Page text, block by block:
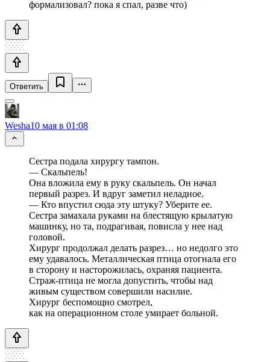
формализовал? пока я спал, разве что)
Ответить
Wesha10 мая в 01:08
Сестра подала хирургу тампон.
— Скальпель!
Она вложила ему в руку скальпель. Он начал
первый разрез. И вдруг заметил неладное.
— Кто впустил сюда эту штуку? Уберите ее.
Сестра замахала руками на блестящую крылатую
машинку, но та, подрагивая, повисла у нее над
головой.
Хирург продолжал делать разрез… но недолго это
ему удавалось. Металлическая птица отогнала его
в сторону и насторожилась, охраняя пациента.
Страж‑птица не могла допустить, чтобы над
живым существом совершили насилие.
Хирург беспомощно смотрел,
как на операционном столе умирает больной.